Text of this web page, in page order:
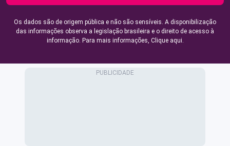
Os dados são de origem pública e não são sensíveis. A disponibilização
das informações observa a legislação brasileira e o direito de acesso à
informação. Para mais informações, Clique aqui.